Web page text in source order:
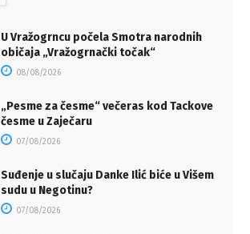
U Vražogrncu počela Smotra narodnih
običaja „Vražogrnački točak“
08/08/2026
„Pesme za česme“ večeras kod Tackove
česme u Zaječaru
07/08/2026
Suđenje u slučaju Danke Ilić biće u Višem
sudu u Negotinu?
07/08/2026